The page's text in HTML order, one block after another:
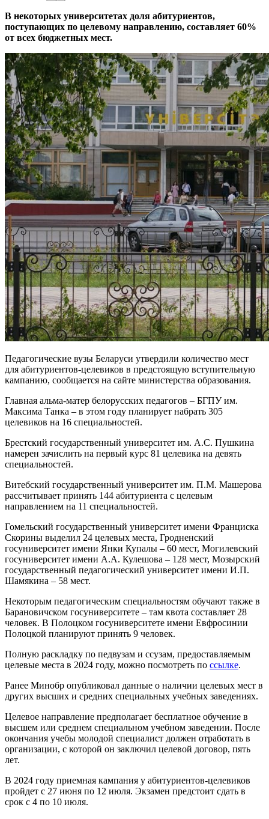
В некоторых университетах доля абитуриентов,
поступающих по целевому направлению, составляет 60%
от всех бюджетных мест.
Педагогические вузы Беларуси утвердили количество мест
для абитуриентов-целевиков в предстоящую вступительную
кампанию, сообщается на сайте министерства образования.
Главная альма-матер белорусских педагогов – БГПУ им.
Максима Танка – в этом году планирует набрать 305
целевиков на 16 специальностей.
Брестский государственный университет им. А.С. Пушкина
намерен зачислить на первый курс 81 целевика на девять
специальностей.
Витебский государственный университет им. П.М. Машерова
рассчитывает принять 144 абитуриента с целевым
направлением на 11 специальностей.
Гомельский государственный университет имени Франциска
Скорины выделил 24 целевых места, Гродненский
госуниверситет имени Янки Купалы – 60 мест, Могилевский
госуниверситет имени А.А. Кулешова – 128 мест, Мозырский
государственный педагогический университет имени И.П.
Шамякина – 58 мест.
Некоторым педагогическим специальностям обучают также в
Барановичском госуниверситете – там квота составляет 28
человек. В Полоцком госуниверситете имени Евфросинии
Полоцкой планируют принять 9 человек.
Полную раскладку по педвузам и ссузам, предоставляемым
целевые места в 2024 году, можно посмотреть по ссылке.
Ранее Минобр опубликовал данные о наличии целевых мест в
других высших и средних специальных учебных заведениях.
Целевое направление предполагает бесплатное обучение в
высшем или среднем специальном учебном заведении. После
окончания учебы молодой специалист должен отработать в
организации, с которой он заключил целевой договор, пять
лет.
В 2024 году приемная кампания у абитуриентов-целевиков
пройдет с 27 июня по 12 июля. Экзамен предстоит сдать в
срок с 4 по 10 июля.